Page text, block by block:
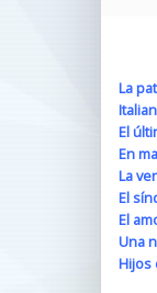
La
El
En
La
El
El
Una
Hijos